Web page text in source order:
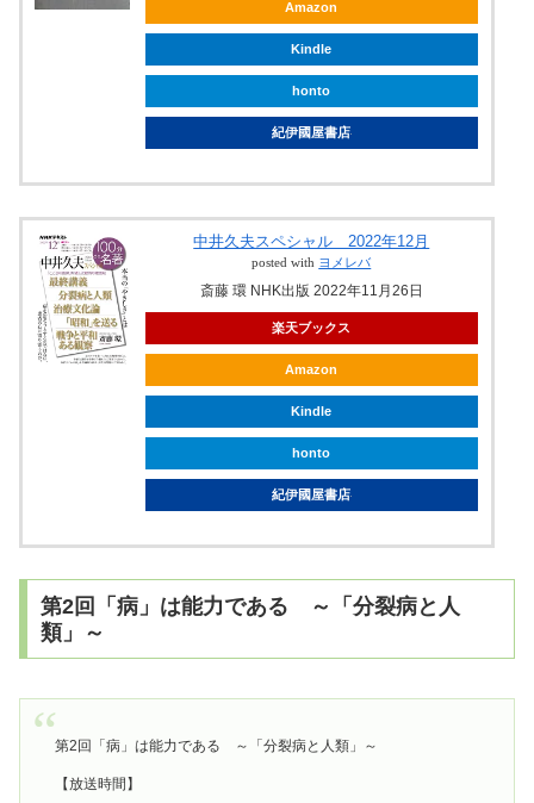
Amazon
Kindle
honto
紀伊國屋書店
中井久夫スペシャル 2022年12月
posted with ヨメレバ
斎藤 環 NHK出版 2022年11月26日
楽天ブックス
Amazon
Kindle
honto
紀伊國屋書店
第2回「病」は能力である ～「分裂病と人
類」～
第2回「病」は能力である ～「分裂病と人類」～
【放送時間】